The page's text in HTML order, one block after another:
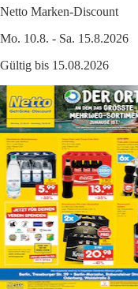
Netto Marken-Discount
Mo. 10.8. - Sa. 15.8.2026
Gültig bis 15.08.2026